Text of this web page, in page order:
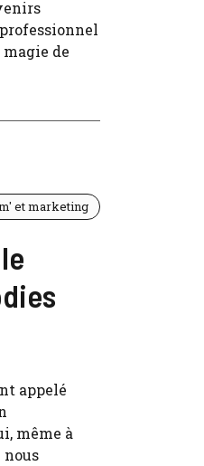
de
et marketing
appelé
même à
nous